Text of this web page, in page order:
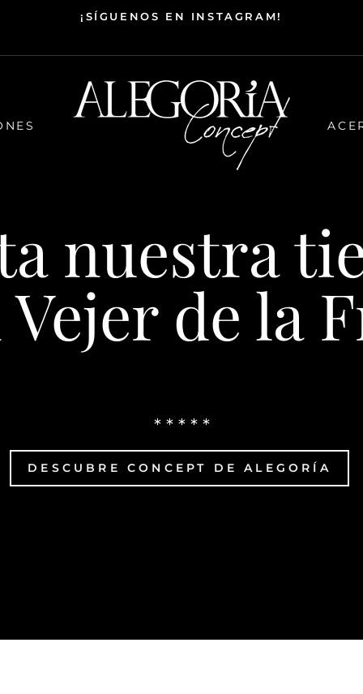
¡SÍGUENOS EN INSTAGRAM!
AWARE
loveshop
nuestra
de la
* * * * *
DESCUBRE CONCEPT DE ALEGORÍA